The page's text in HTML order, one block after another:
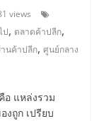
views
ป, ตลาดค้าปลีก,
านค้าปลีก,ศูนย์กลาง
อ แหล่งรวม
งถูก เปรียบ